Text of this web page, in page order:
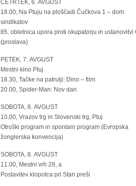
ČETRTEK, 6. AVGUST
18.00, Na Ptuju na ploščadi Čučkova 1 – dom
sindikatov
85. obletnica upora proti okupatorju in ustanovitvi
(proslava)
PETEK, 7. AVGUST
Mestni kino Ptuj
18.30, Tačke na patrulji: Dino – film
20.00, Spider-Man: Nov dan
SOBOTA, 8. AVGUST
10.00, Vrazov trg in Slovenski trg, Ptuj
Otroški program in spontani program (Evropska
žonglerska konvencija)
SOBOTA, 8. AVGUST
11.00, Mestni vrh 28, a
Postavitev klopotca pri Stari preši